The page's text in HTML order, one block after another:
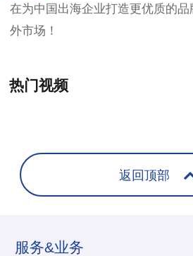
在为中国出海企业打造更优质的
外市场！
热门视频
返回顶部
服务&业务